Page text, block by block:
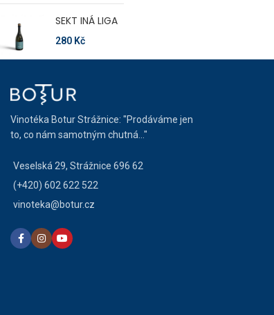
SEKT INÁ LIGA
280 Kč
Vinotéka Botur Strážnice: "Prodáváme jen
to, co nám samotným chutná..."
Veselská 29, Strážnice 696 62
(+420) 602 622 522
vinoteka@botur.cz